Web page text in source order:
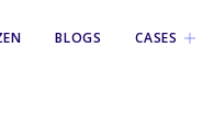
BLOGS CASES